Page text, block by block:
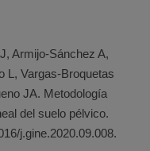
Armijo-Sánchez A,
L, Vargas-Broquetas
JA. Metodología
del suelo pélvico.
j.gine.2020.09.008.